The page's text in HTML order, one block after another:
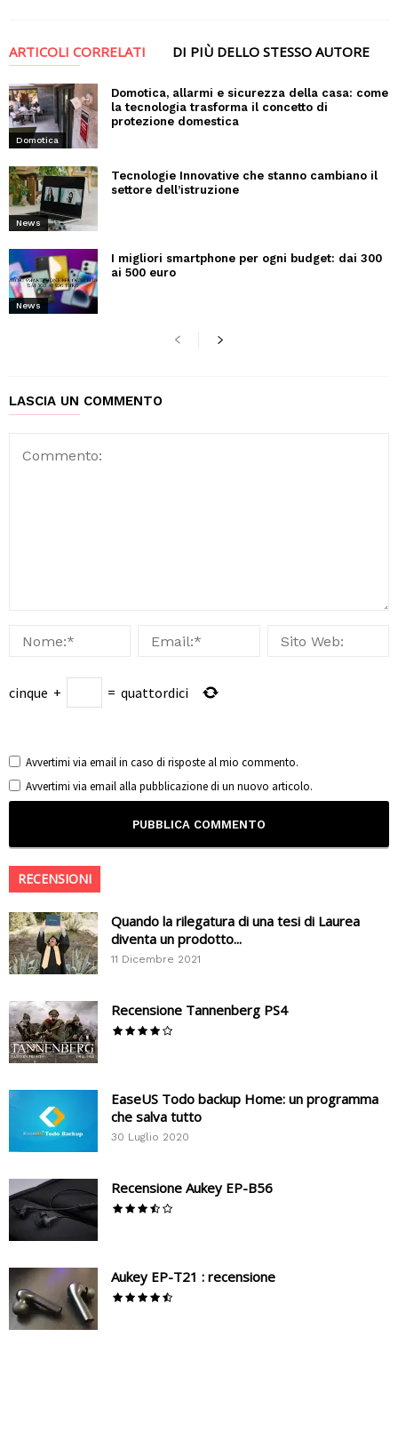
ARTICOLI CORRELATI DI PIÙ DELLO STESSO AUTORE
Domotica
Domotica, allarmi e sicurezza della casa: come
la tecnologia trasforma il concetto di
protezione domestica
News
Tecnologie Innovative che stanno cambiano il
settore dell’istruzione
News
I migliori smartphone per ogni budget: dai 300
ai 500 euro
LASCIA UN COMMENTO
cinque + = quattordici
Avvertimi via email in caso di risposte al mio commento.
Avvertimi via email alla pubblicazione di un nuovo articolo.
RECENSIONI
Quando la rilegatura di una tesi di Laurea
diventa un prodotto...
11 Dicembre 2021
Recensione Tannenberg PS4
EaseUS Todo backup Home: un programma
che salva tutto
30 Luglio 2020
Recensione Aukey EP-B56
Aukey EP-T21 : recensione